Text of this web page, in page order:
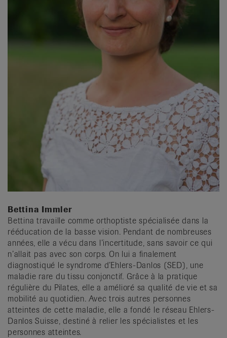
Bettina Immler
Bettina travaille comme orthoptiste spécialisée dans la
rééducation de la basse vision. Pendant de nombreuses
années, elle a vécu dans l’incertitude, sans savoir ce qui
n’allait pas avec son corps. On lui a finalement
diagnostiqué le syndrome d’Ehlers-Danlos (SED), une
maladie rare du tissu conjonctif. Grâce à la pratique
régulière du Pilates, elle a amélioré sa qualité de vie et sa
mobilité au quotidien. Avec trois autres personnes
atteintes de cette maladie, elle a fondé le réseau Ehlers-
Danlos Suisse, destiné à relier les spécialistes et les
personnes atteintes.